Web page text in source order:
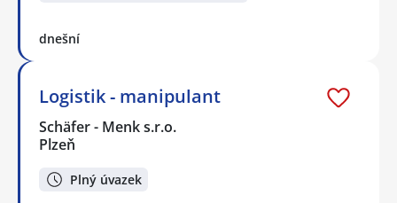
dnešní
Logistik - manipulant
Schäfer - Menk s.r.o.
Plzeň
Plný úvazek